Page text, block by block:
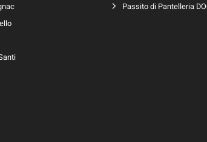
Passito di Pantelleria